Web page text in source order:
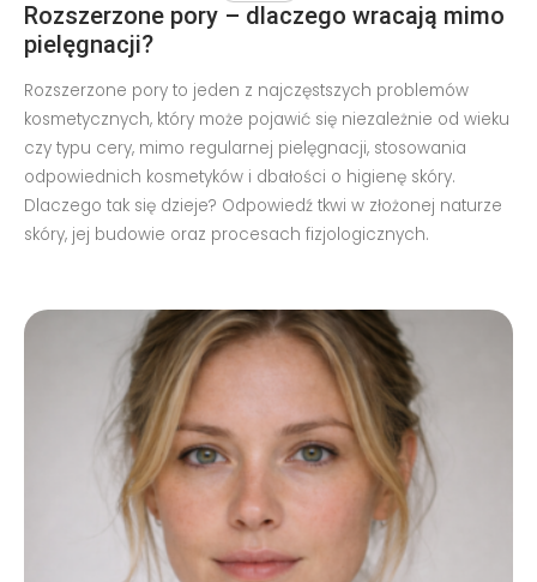
Rozszerzone pory – dlaczego wracają mimo
pielęgnacji?
Rozszerzone pory to jeden z najczęstszych problemów
kosmetycznych, który może pojawić się niezależnie od wieku
czy typu cery, mimo regularnej pielęgnacji, stosowania
odpowiednich kosmetyków i dbałości o higienę skóry.
Dlaczego tak się dzieje? Odpowiedź tkwi w złożonej naturze
skóry, jej budowie oraz procesach fizjologicznych.